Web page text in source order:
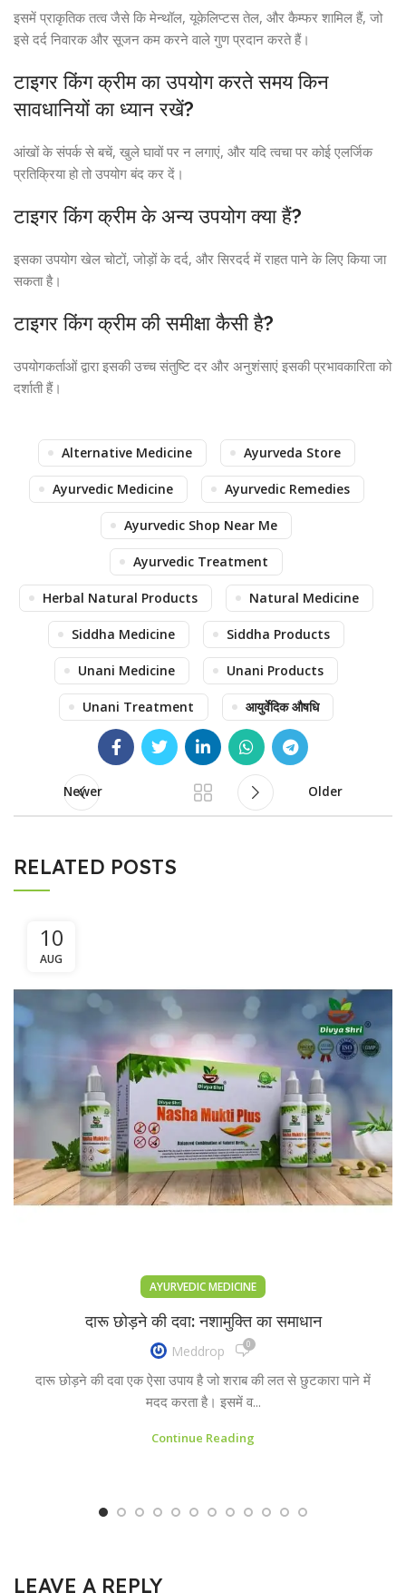
इसमें प्राकृतिक तत्व जैसे कि मेन्थॉल, यूकेलिप्टस तेल, और कैम्फर शामिल हैं, जो
इसे दर्द निवारक और सूजन कम करने वाले गुण प्रदान करते हैं।
टाइगर किंग क्रीम का उपयोग करते समय किन
सावधानियों का ध्यान रखें?
आंखों के संपर्क से बचें, खुले घावों पर न लगाएं, और यदि त्वचा पर कोई एलर्जिक
प्रतिक्रिया हो तो उपयोग बंद कर दें।
टाइगर किंग क्रीम के अन्य उपयोग क्या हैं?
इसका उपयोग खेल चोटों, जोड़ों के दर्द, और सिरदर्द में राहत पाने के लिए किया जा
सकता है।
टाइगर किंग क्रीम की समीक्षा कैसी है?
उपयोगकर्ताओं द्वारा इसकी उच्च संतुष्टि दर और अनुशंसाएं इसकी प्रभावकारिता को
दर्शाती हैं।
Alternative Medicine Ayurveda Store
Ayurvedic Medicine Ayurvedic Remedies
Ayurvedic Shop Near Me
Ayurvedic Treatment
Herbal Natural Products Natural Medicine
Siddha Medicine Siddha Products
Unani Medicine Unani Products
Unani Treatment आयुर्वेदिक औषधि
Newer Older
RELATED POSTS
10
AUG
AYURVEDIC MEDICINE
दारू छोड़ने की दवा: नशामुक्ति का समाधान
Meddrop 0
दारू छोड़ने की दवा एक ऐसा उपाय है जो शराब की लत से छुटकारा पाने में
मदद करता है। इसमें व...
Continue Reading
LEAVE A REPLY